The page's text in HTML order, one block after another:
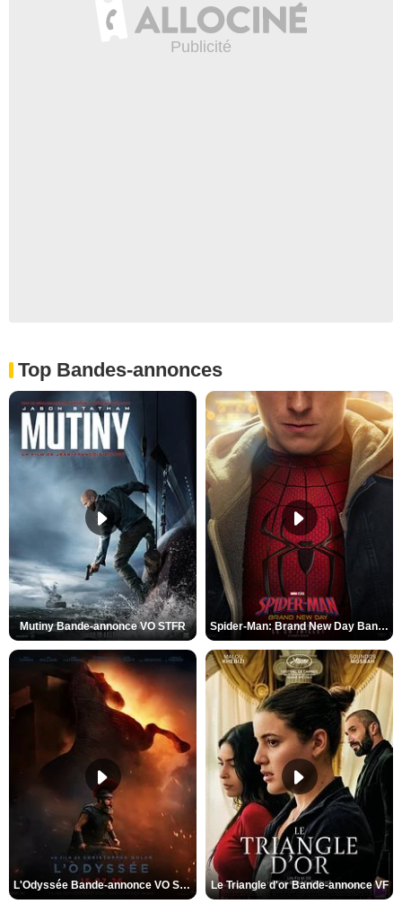
Top Bandes-annonces
Mutiny Bande-annonce VO STFR Spider-Man: Brand New Day Bande-annonce VO STFR
L'Odyssée Bande-annonce VO STFR Le Triangle d'or Bande-annonce VF